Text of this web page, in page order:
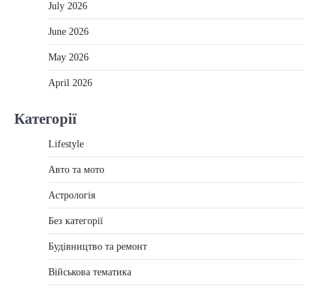
July 2026
June 2026
May 2026
April 2026
Категорії
Lifestyle
Авто та мото
Астрологія
Без категорії
Будівництво та ремонт
Військова тематика